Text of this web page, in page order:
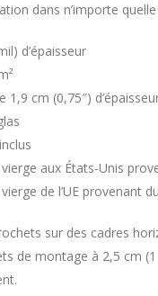
dans n’importe quelle
d’épaisseur
1,9 cm (0,75″)
aux États-Unis
de l’UE provenant
sur des cadres
de montage à 2,5 cm